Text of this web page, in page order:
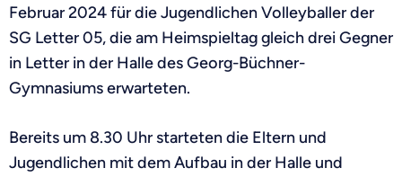
Februar 2024 für die Jugendlichen Volleyballer der
SG Letter 05, die am Heimspieltag gleich drei Gegner
in Letter in der Halle des Georg-Büchner-
Gymnasiums erwarteten.
Bereits um 8.30 Uhr starteten die Eltern und
Jugendlichen mit dem Aufbau in der Halle und